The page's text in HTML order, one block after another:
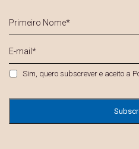
Nome
*
mail
Privacidade *
Sim, quero subscrever e aceito a